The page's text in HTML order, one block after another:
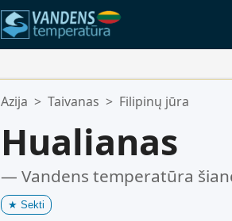
Jūsų Mėgstamiausios Vietos:
Azija > Taivanas > Filipinų jūra
Hualianas
— Vandens temperatūra
★ Sekti